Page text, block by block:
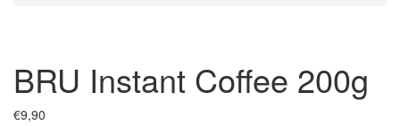
BRU Instant Coffee 200g
€9,90